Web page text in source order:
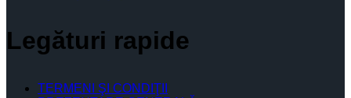
Legături rapide
TERMENI ŞI CONDIŢII